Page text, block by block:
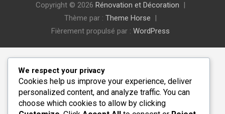
Copyright © 2026 Rénovation et Décoration
Thème par : Theme Horse
Fièrement propulsé par : WordPress
We respect your privacy
Cookies help us improve your experience, deliver
personalized content, and analyze traffic. You can
choose which cookies to allow by clicking